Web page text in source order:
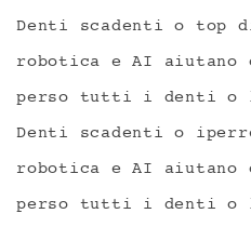
Denti scadenti o top di
robotica e AI aiutano
perso tutti i denti o
Denti scadenti o
robotica e AI aiutano
perso tutti i denti o